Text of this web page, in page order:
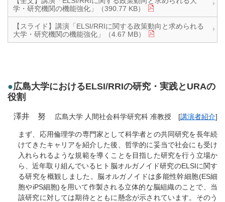
学・研究機関の機能強化」（390.77 KB）
【スライド】講演「ELSI/RRIに関する政策動向と求められる
大学・研究機関の機能強化」（4.67 MB）
●広島大学におけるELSI/RRIの研究・実践とURAの
役割
澤井 努 広島大学 人間社会科学研究科 准教授 [講演者紹介]
まず、応用倫理学の専門家として科学者との共同研究を長年続
けてきたキャリアを紹介した後、哲学的に妥当で社会にも受け
入れられるような規範を導くことを目指した研究を行う立場か
ら、近年取り組んでいるヒト脳オルガノイド研究のELSIに関す
る研究を概観しました。脳オルガノイドは多能性幹細胞(ES細
胞やiPS細胞)を用いて作製される立体的な脳組織のことで、当
該研究に対しては期待とともに懸念が示されています。そのう